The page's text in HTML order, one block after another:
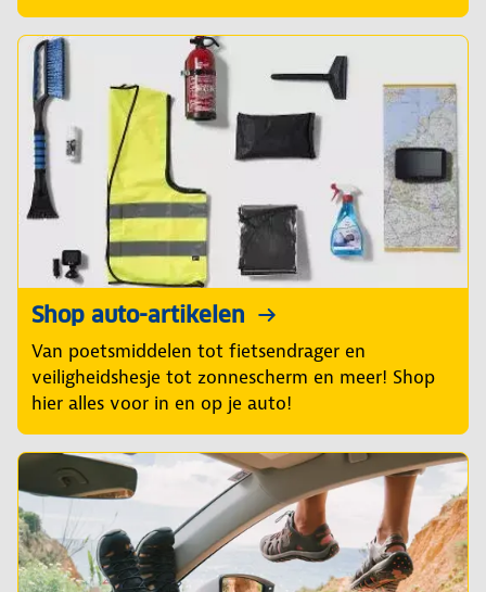
Shop auto-artikelen
Van poetsmiddelen tot fietsendrager en
veiligheidshesje tot zonnescherm en meer! Shop
hier alles voor in en op je auto!